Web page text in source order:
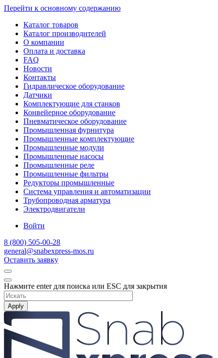
Перейти к основному содержанию
Каталог товаров
Каталог производителей
О компании
Оплата и доставка
FAQ
Новости
Контакты
Гидравлическое оборудование
Датчики
Комплектующие для станков
Конвейерное оборудование
Пневматическое оборудование
Промышленная фурнитура
Промышленные комплектующие
Промышленные модули
Промышленные насосы
Промышленные реле
Промышленные фильтры
Редукторы промышленные
Система управления и автоматизации
Трубопроводная арматура
Электродвигатели
Войти
8 (800) 505-00-28
general@snabexpress-mos.ru
Оставить заявку
Нажмите enter для поиска или ESC для закрытия
Apply